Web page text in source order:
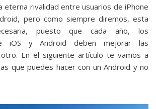
eterna rivalidad entre usuarios de iPhone
pero como siempre diremos, esta
puesto que cada año, los
iOS y Android deben mejorar las
En el siguiente artículo te vamos a
que puedes hacer con un Android y no